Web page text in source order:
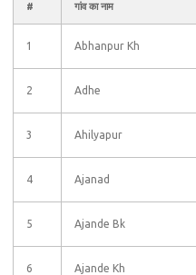
# गांव का नाम
1 Abhanpur Kh
2 Adhe
3 Ahilyapur
4 Ajanad
5 Ajande Bk
6 Ajande Kh